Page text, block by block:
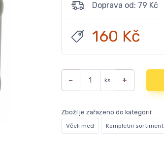
Doprava od: 79 Kč
160 Kč
− ks +
Zboží je zařazeno do kategorií:
Včelí med Kompletní sortiment